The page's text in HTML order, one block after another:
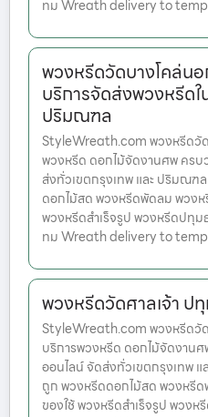
ทม Wreath delivery to
พวงหรีดวัดบางโคล่น
บริการจัดส่งพวงหรีดใ
ปริมณฑล
StyleWreath.com พวงหรีดวั
พวงหรีด ดอกไม้จัดงานศพ ครบ
ส่งทั่วเขตกรุงเทพ และ ปริมณฑ
ดอกไม้สด พวงหรีดพัดลม พวง
พวงหรีดสำเร็จรูป พวงหรีดปทุ
ทม Wreath delivery to
พวงหรีดวัดศาลเจ้า ป
StyleWreath.com พวงหรีดวั
บริการพวงหรีด ดอกไม้จัดงาน
ออนไลน์ จัดส่งทั่วเขตกรุงเทพ
ถูก พวงหรีดดอกไม้สด พวงหรี
ของใช้ พวงหรีดสำเร็จรูป พวง